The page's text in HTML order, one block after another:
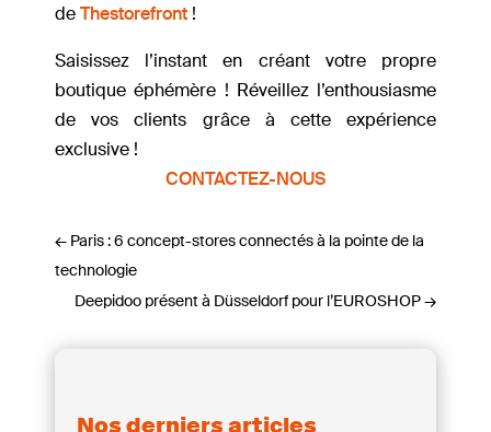
deThestorefront !
Saisissez l’instant en créant votre propre
boutique éphémère ! Réveillez l’enthousiasme
de vos clients grâce à cette expérience
exclusive !
CONTACTEZ-NOUS
← Paris : 6 concept-stores connectés à la pointe de la
technologie
Deepidoo présent à Düsseldorf pour l’EUROSHOP→
Nos derniers articles